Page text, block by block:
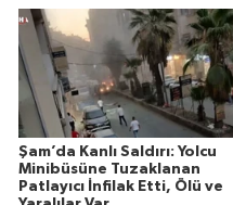
Şam’da Kanlı Saldırı: Yolcu
Minibüsüne Tuzaklanan
Patlayıcı İnfilak Etti, Ölü ve